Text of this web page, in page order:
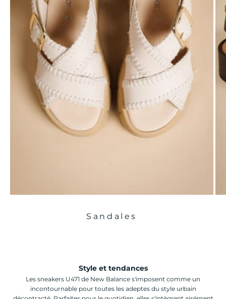
Sandales
Style et tendances
Les sneakers U471 de New Balance s'imposent comme un
incontournable pour toutes les adeptes du style urbain